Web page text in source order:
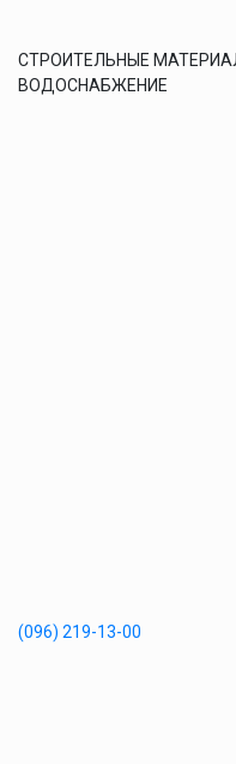
СТРОИТЕЛЬНЫЕ
ВОДОСНАБЖЕНИЕ
(096) 219-13-00